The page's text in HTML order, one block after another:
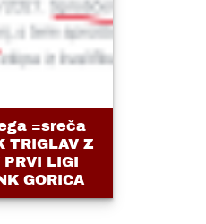
=sreča
TRIGLAV Z
PRVI LIGI
GORICA